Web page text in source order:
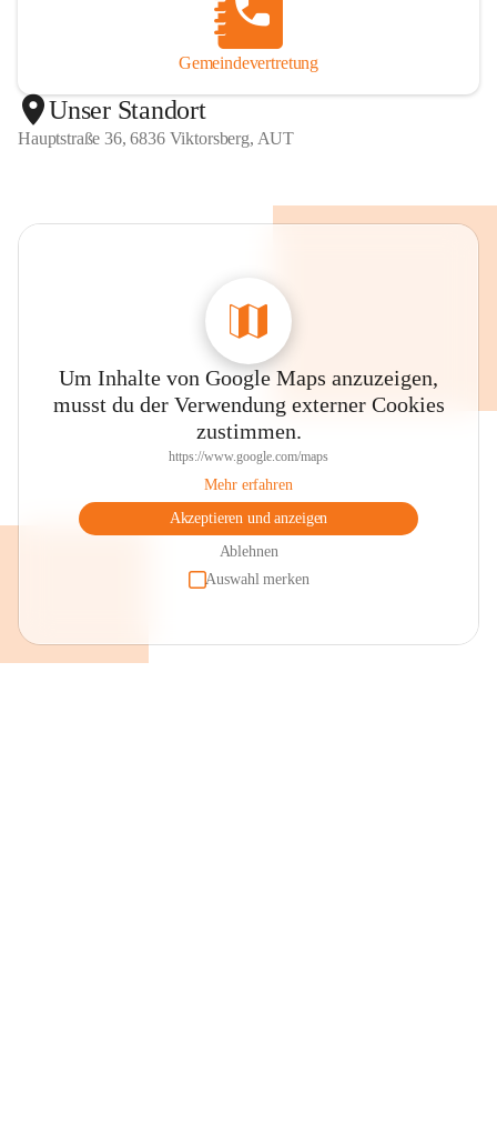
Gemeindevertretung
Unser Standort
Hauptstraße 36, 6836 Viktorsberg, AUT
Um Inhalte von Google Maps anzuzeigen,
musst du der Verwendung externer Cookies
zustimmen.
https://www.google.com/maps
Mehr erfahren
Akzeptieren und anzeigen
Ablehnen
Auswahl merken